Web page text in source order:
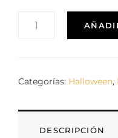
OJO
CUCURUCHO
Categorías: Halloween,
DESCRIPCIÓN